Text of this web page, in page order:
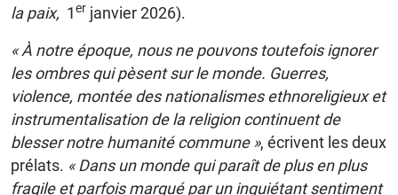
la paix, 1er janvier 2026).
« À notre époque, nous ne pouvons toutefois ignorer
les ombres qui pèsent sur le monde. Guerres,
violence, montée des nationalismes ethnoreligieux et
instrumentalisation de la religion continuent de
blesser notre humanité commune », écrivent les deux
prélats. « Dans un monde qui paraît de plus en plus
fragile et parfois marqué par un inquiétant sentiment